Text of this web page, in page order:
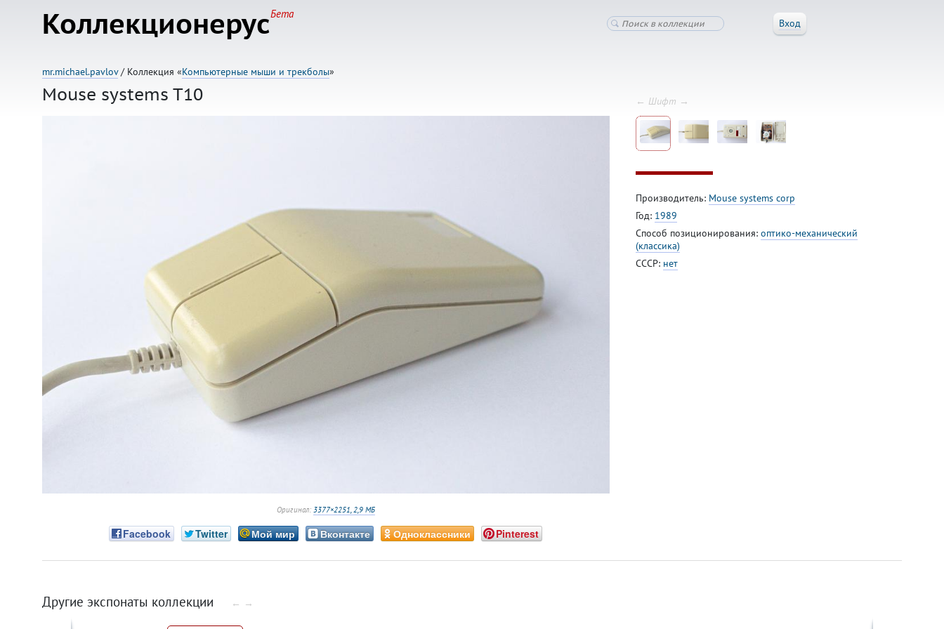
КоллекционерусБета
Вход
mr.michael.pavlov/ Коллекция «Компьютерные мыши и трекболы»
Mouse systems T10
Оригинал: 3377×2251, 2,9 МБ
Facebook Twitter Мой мир Вконтакте Одноклассники Pinterest
← Шифт →
Производитель: Mouse systems corp
Год: 1989
Способ позиционирования: оптико-механический
(классика)
СССР: нет
Другие экспонаты коллекции ← →